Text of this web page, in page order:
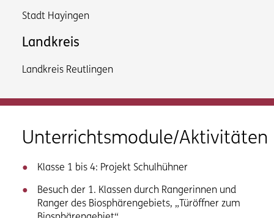
Stadt Hayingen
Landkreis
Landkreis Reutlingen
Unterrichtsmodule/Aktivitäten
Klasse 1 bis 4: Projekt Schulhühner
Besuch der 1. Klassen durch Rangerinnen und
Ranger des Biosphärengebiets, „Türöffner zum